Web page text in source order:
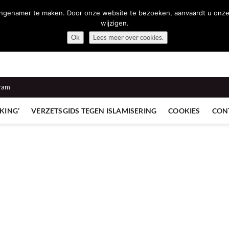
VERZETSGIDS TEGEN ISLAMISERING COOKIES
te maken. Door onze website te bezoeken, aanvaardt u
wijzigen.
Ok
Lees meer over cookies.